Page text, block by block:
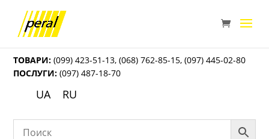
ТОВАРИ: (099) 423-51-13,(068) 762-85-15,(097) 445-02-80
ПОСЛУГИ: (097) 487-18-70
UA RU